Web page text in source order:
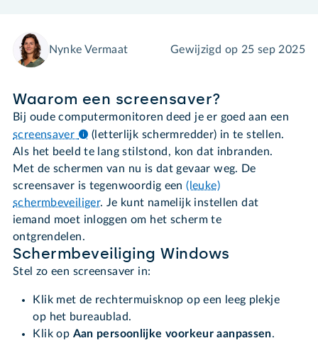
Nynke Vermaat Gewijzigd op 25 sep 2025
Waarom een screensaver?
Bij oude computermonitoren deed je er goed aan een
screensaver
(letterlijk schermredder) in te stellen.
Als het beeld te lang stilstond, kon dat inbranden.
Met de schermen van nu is dat gevaar weg. De
screensaver is tegenwoordig een(leuke)
schermbeveiliger. Je kunt namelijk instellen dat
iemand moet inloggen om het scherm te
ontgrendelen.
Schermbeveiliging Windows
Stel zo een screensaver in:
Klik met de rechtermuisknop op een leeg plekje
op het bureaublad.
Klik op Aan persoonlijke voorkeur aanpassen.